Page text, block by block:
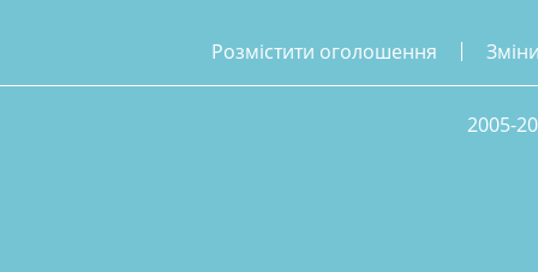
розмістити оголошення
2005-